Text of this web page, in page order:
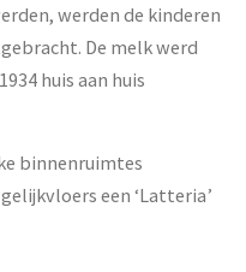
werden de kinderen
De melk werd
huis aan huis
binnenruimtes
een ‘Latteria’